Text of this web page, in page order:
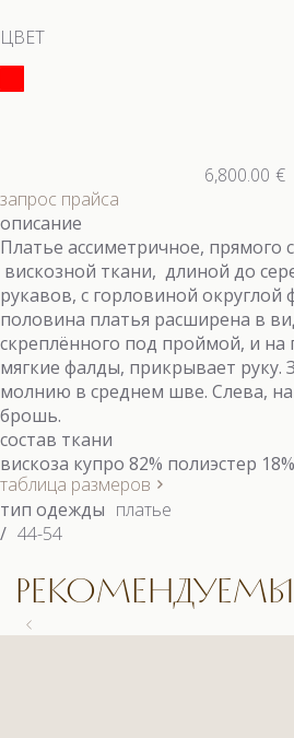
ЦВЕТ
€
6,800.00
запрос прайса
описание
Платье ассиметричное, прямого
вискозной ткани, длиной до
рукавов, с горловиной
половина платья расширена в
скреплённого под проймой, и на
мягкие фалды, прикрывает руку.
молнию в среднем шве. Слева,
брошь.
состав ткани
вискоза купро 82% полиэстер 18%
таблица размеров
тип одежды платье
/ 44-54
9558.1
9558.1
9663 БЛУЗКА
9622.1